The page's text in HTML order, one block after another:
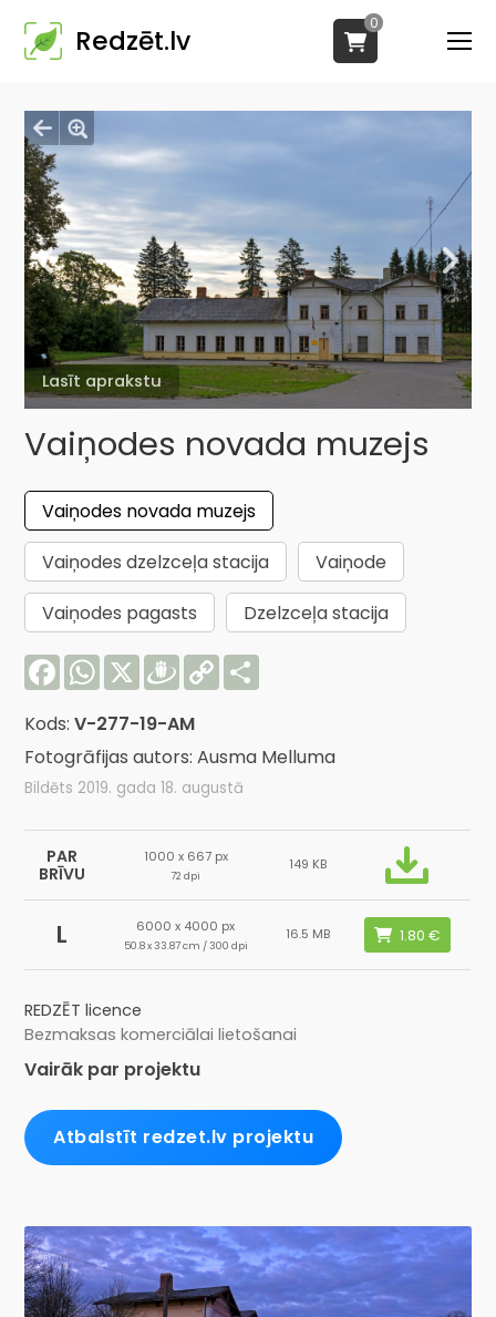
Redzēt.lv
0
Lasīt aprakstu
Vaiņodes novada muzejs
Vaiņodes novada muzejs
Vaiņodes dzelzceļa stacija
Vaiņode
Vaiņodes pagasts
Dzelzceļa stacija
FacebookWhatsApp
X Draugiem
Copy
Link
Kods:V-277-19-AM
Fotogrāfijas autors: Ausma Melluma
Bildēts 2019. gada 18. augustā
PAR
BRĪVU
1000 x 667 px
72 dpi
149 KB
L 6000 x 4000 px
50.8 x 33.87 cm / 300 dpi
16.5 MB
REDZĒT licence
Bezmaksas komerciālai lietošanai
Vairāk par projektu
Atbalstīt redzet.lv projektu